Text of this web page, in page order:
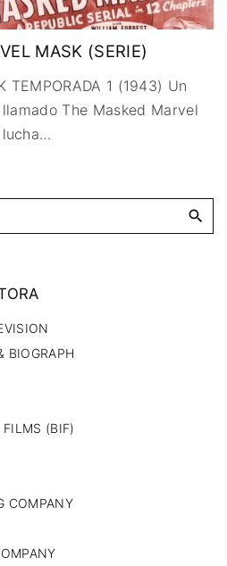
REINO UNIDO
SUECIA
MASK (SERIE)
TEMPORADA 1 (1943) Un
The Masked Marvel
lucha…
BIOGRAPH
(BIF)
COMPANY